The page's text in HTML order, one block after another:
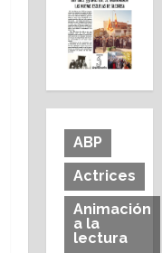
ABP
Actrices
Animación
a la
lectura